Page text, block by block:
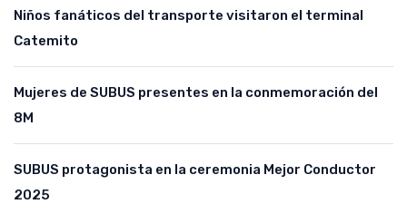
Niños fanáticos del transporte visitaron el terminal
Catemito
Mujeres de SUBUS presentes en la conmemoración del
8M
SUBUS protagonista en la ceremonia Mejor Conductor
2025